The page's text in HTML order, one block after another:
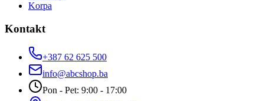
Korpa
Kontakt
+387 62 625 500
info@abcshop.ba
Pon - Pet: 9:00 - 17:00